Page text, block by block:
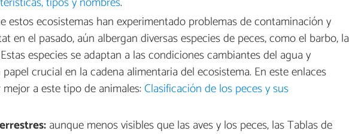
estos ecosistemas han experimentado problemas de contaminación y
en el pasado, aún albergan diversas especies de peces, como el barbo, la
especies se adaptan a las condiciones cambiantes del agua y
crucial en la cadena alimentaria del ecosistema. En este enlaces
a este tipo de animales:Clasificación de los peces y sus
aunque menos visibles que las aves y los peces, las Tablas de